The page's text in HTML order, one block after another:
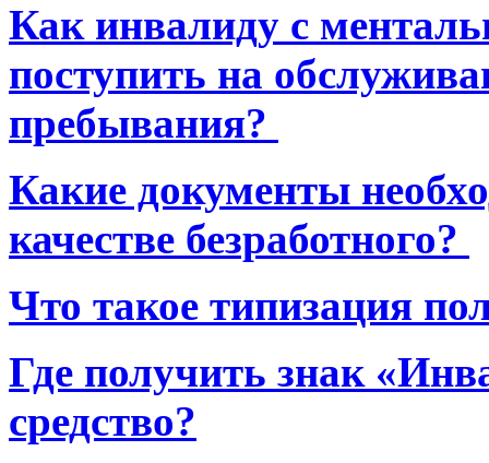
Как инвалиду с
поступить на
пребывания?
Какие документы
качестве безработного?
Что такое типизация
Где получить знак
средство?